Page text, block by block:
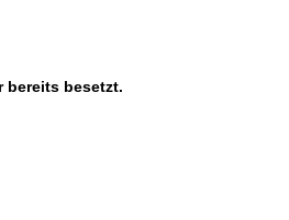
bereits besetzt.